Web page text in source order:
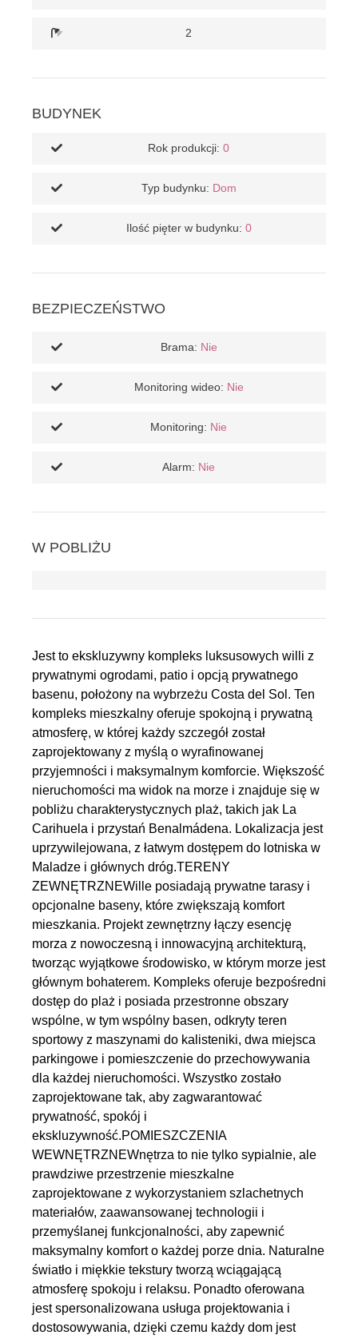
2
BUDYNEK
Rok produkcji: 0
Typ budynku: Dom
Ilość pięter w budynku: 0
BEZPIECZEŃSTWO
Brama: Nie
Monitoring wideo: Nie
Monitoring: Nie
Alarm: Nie
W POBLIŻU
Jest to ekskluzywny kompleks luksusowych willi z
prywatnymi ogrodami, patio i opcją prywatnego
basenu, położony na wybrzeżu Costa del Sol. Ten
kompleks mieszkalny oferuje spokojną i prywatną
atmosferę, w której każdy szczegół został
zaprojektowany z myślą o wyrafinowanej
przyjemności i maksymalnym komforcie. Większość
nieruchomości ma widok na morze i znajduje się w
pobliżu charakterystycznych plaż, takich jak La
Carihuela i przystań Benalmádena. Lokalizacja jest
uprzywilejowana, z łatwym dostępem do lotniska w
Maladze i głównych dróg.TERENY
ZEWNĘTRZNEWille posiadają prywatne tarasy i
opcjonalne baseny, które zwiększają komfort
mieszkania. Projekt zewnętrzny łączy esencję
morza z nowoczesną i innowacyjną architekturą,
tworząc wyjątkowe środowisko, w którym morze jest
głównym bohaterem. Kompleks oferuje bezpośredni
dostęp do plaż i posiada przestronne obszary
wspólne, w tym wspólny basen, odkryty teren
sportowy z maszynami do kalisteniki, dwa miejsca
parkingowe i pomieszczenie do przechowywania
dla każdej nieruchomości. Wszystko zostało
zaprojektowane tak, aby zagwarantować
prywatność, spokój i
ekskluzywność.POMIESZCZENIA
WEWNĘTRZNEWnętrza to nie tylko sypialnie, ale
prawdziwe przestrzenie mieszkalne
zaprojektowane z wykorzystaniem szlachetnych
materiałów, zaawansowanej technologii i
przemyślanej funkcjonalności, aby zapewnić
maksymalny komfort o każdej porze dnia. Naturalne
światło i miękkie tekstury tworzą wciągającą
atmosferę spokoju i relaksu. Ponadto oferowana
jest spersonalizowana usługa projektowania i
dostosowywania, dzięki czemu każdy dom jest